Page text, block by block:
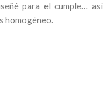
para el cumple… así
homogéneo.